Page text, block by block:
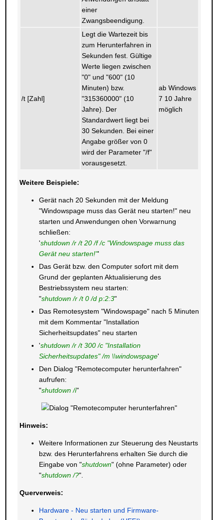
einer
Zwangsbeendigung.
/t [Zahl]
Legt die Wartezeit bis
zum Herunterfahren in
Sekunden fest. Gültige
Werte liegen zwischen
"0" und "600" (10
Minuten) bzw.
"315360000" (10
Jahre). Der
Standardwert liegt bei
30 Sekunden. Bei einer
Angabe größer von 0
wird der Parameter "/f"
vorausgesetzt.
ab Windows
7 10 Jahre
möglich
Weitere Beispiele:
Gerät nach 20 Sekunden mit der Meldung
"Windowspage muss das Gerät neu starten!" neu
starten und Anwendungen ohen Vorwarnung
schließen:
'shutdown /r /t 20 /f /c "Windowspage muss das
Gerät neu starten!"'
Das Gerät bzw. den Computer sofort mit dem
Grund der geplanten Aktualisierung des
Bestriebssystem neu starten:
"shutdown /r /t 0 /d p:2:3"
Das Remotesystem "Windowspage" nach 5 Minuten
mit dem Kommentar "Installation
Sicherheitsupdates" neu starten
'shutdown /r /t 300 /c "Installation
Sicherheitsupdates" /m \\windowspage'
Den Dialog "Remotecomputer herunterfahren"
aufrufen:
"shutdown /i"
Hinweis:
Weitere Informationen zur Steuerung des Neustarts
bzw. des Herunterfahrens erhalten Sie durch die
Eingabe von "shutdown" (ohne Parameter) oder
"shutdown /?".
Querverweis:
Hardware - Neu starten und Firmware-